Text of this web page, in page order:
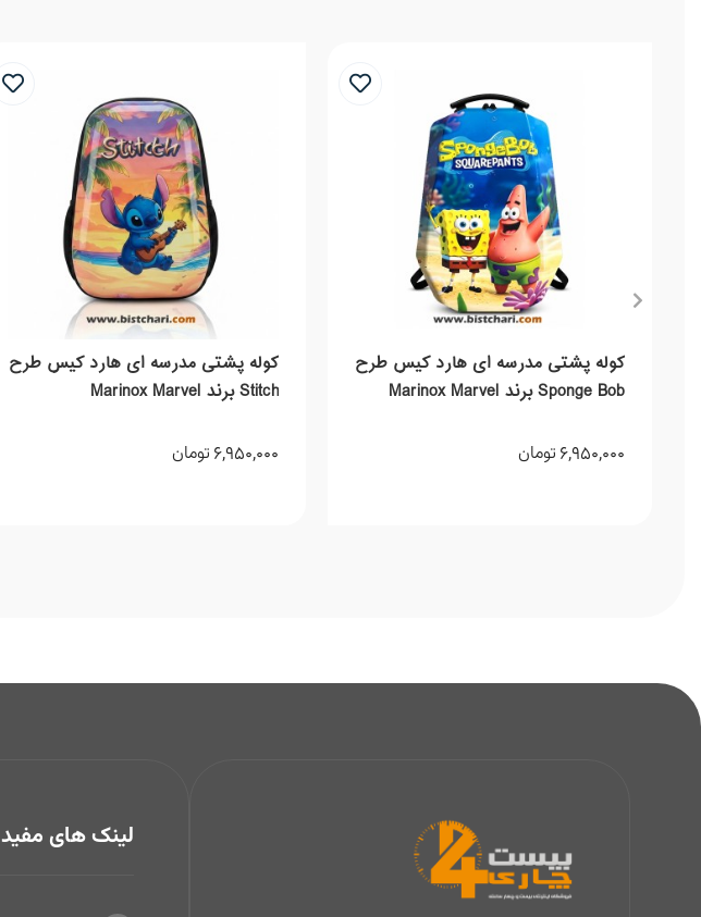
کوله پشتی مدرسه ای هارد کیس طرح
Sponge Bob برند Marinox Marvel
6,950,000 تومان
کوله پشتی مدرسه ای هارد کیس طرح
Stitch برند Marinox Marvel
6,950,000 تومان
لینک های مفید